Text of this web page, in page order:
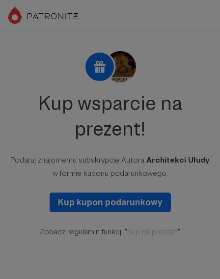
Kup wsparcie na
prezent!
Podaruj znajomemu subskrypcję Autora Architekci Ułudy
w formie kuponu podarunkowego.
Kup kupon podarunkowy
Zobacz regulamin funkcji "Kup na prezent"